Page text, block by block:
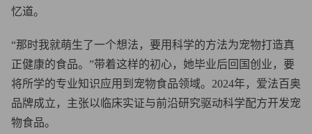
忆道。
“那时我就萌生了一个想法，要用科学的方法为宠物打造真
正健康的食品。”带着这样的初心，她毕业后回国创业，要
将所学的专业知识应用到宠物食品领域。2024年，爱法百奥
品牌成立，主张以临床实证与前沿研究驱动科学配方开发宠
物食品。